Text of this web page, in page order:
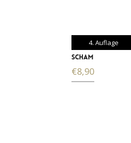
4. Auflage
SCHAM
€8,90